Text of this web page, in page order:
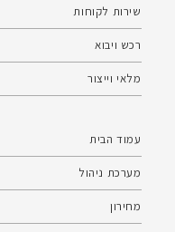
שירות לקוחות
רכש ויבוא
מלאי וייצור
עמוד הבית
מערכת ניהול
מחירון